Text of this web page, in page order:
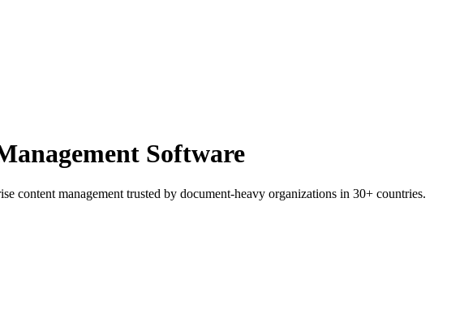
Software
content management trusted by document-heavy organizations in 30+ countries.